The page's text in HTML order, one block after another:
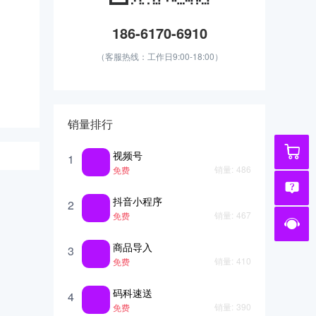
186-6170-6910
（客服热线：工作日9:00-18:00）
销量排行
1 视频号
免费 销量: 486
2 抖音小程序
免费 销量: 467
3 商品导入
免费 销量: 410
4 码科速送
免费 销量: 390